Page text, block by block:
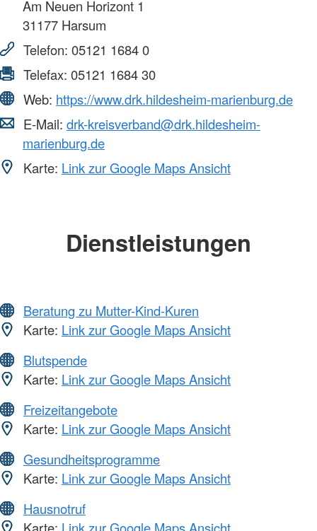
Am Neuen Horizont 1
31177 Harsum
Telefon: 05121 1684 0
Telefax: 05121 1684 30
Web: https://www.drk.hildesheim-marienburg.de
E-Mail: drk-kreisverband@drk.hildesheim-
marienburg.de
Karte: Link zur Google Maps Ansicht
Dienstleistungen
Beratung zu Mutter-Kind-Kuren
Karte: Link zur Google Maps Ansicht
Blutspende
Karte: Link zur Google Maps Ansicht
Freizeitangebote
Karte: Link zur Google Maps Ansicht
Gesundheitsprogramme
Karte: Link zur Google Maps Ansicht
Hausnotruf